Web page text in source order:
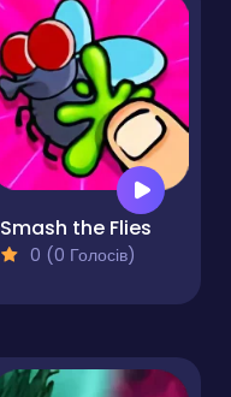
Smash the Flies
0 (0 Голосів)